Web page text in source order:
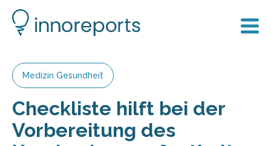
Medizin Gesundheit
Checkliste hilft bei der
Vorbereitung des